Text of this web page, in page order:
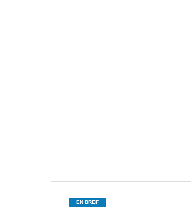
EN BREF